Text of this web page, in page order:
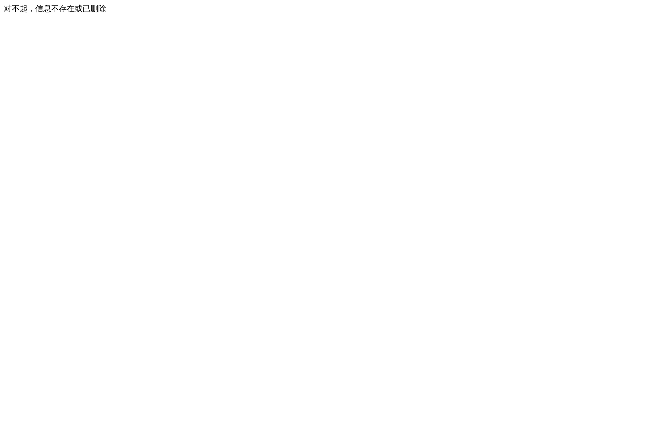
对不起，信息不存在或已删除！